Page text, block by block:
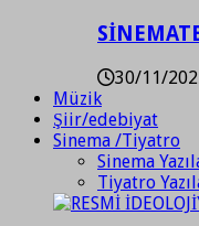
30/11/
Müzik
Şiir/edebiyat
Sinema /Tiyatro
Sinema
Tiyatro